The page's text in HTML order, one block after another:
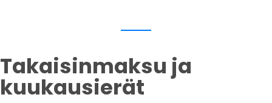
Takaisinmaksu ja
kuukausierät